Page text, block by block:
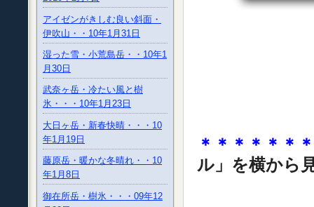
アイゼンがきしむ良い斜面・
伊吹山・・10年1月31日
湿った雪・小荒島岳・・10年1
月30日
武奈ヶ岳・冷たい風と樹
氷・・・10年1月23日
大日ヶ岳・新春快晴・・・10
年1月19日
藤原岳・暖かな冬晴れ・・10
年1月8日
御在所岳・樹氷・・・09年12
＊＊＊＊＊＊＊
ル」を横か